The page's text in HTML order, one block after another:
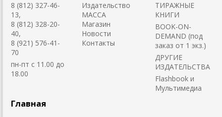
8 (812) 327-46-
13,
8 (812) 328-20-
40,
8 (921) 576-41-
70
пн-пт с 11.00 до
18.00
Издательство
MACCA
Магазин
Новости
Контакты
ТИРАЖНЫЕ
КНИГИ
BOOK-ON-
DEMAND (под
заказ от 1 экз.)
ДРУГИЕ
ИЗДАТЕЛЬСТВА
Flashbook и
Мультимедиа
Главная